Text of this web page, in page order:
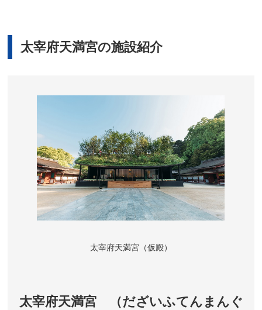
太宰府天満宮の施設紹介
太宰府天満宮（仮殿）
太宰府天満宮 （だざいふてんまんぐ